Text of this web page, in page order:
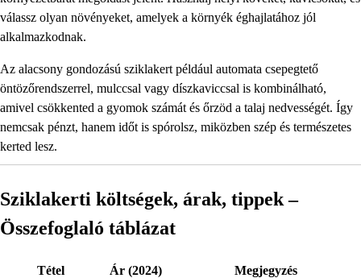
válassz olyan növényeket, amelyek a környék éghajlatához jól
alkalmazkodnak.
Az alacsony gondozású sziklakert például automata csepegtető
öntözőrendszerrel, mulccsal vagy díszkaviccsal is kombinálható,
amivel csökkented a gyomok számát és őrzöd a talaj nedvességét. Így
nemcsak pénzt, hanem időt is spórolsz, miközben szép és természetes
kerted lesz.
Sziklakerti költségek, árak, tippek –
Összefoglaló táblázat
Tétel Ár (2024)
Megjegyzés